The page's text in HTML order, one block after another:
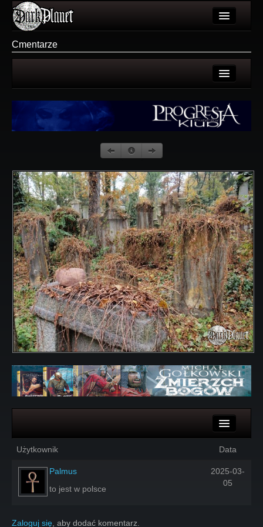
Użytkownicy
Galeria
Forum
Login
Cmentarze
Galerie użytkownika
Głosy
Użytkownik Data
Palmus
to jest w polsce
2025-03-
05
Zaloguj się , aby dodać komentarz.